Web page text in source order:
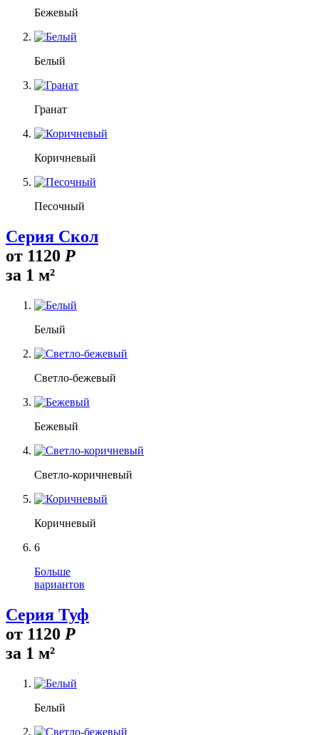
Бежевый
Белый
Гранат
Коричневый
Песочный
Серия Скол
от 1120 Р
за 1 м²
Белый
Светло-бежевый
Бежевый
Светло-коричневый
Коричневый
6
Больше
вариантов
Серия Туф
от 1120 Р
за 1 м²
Белый